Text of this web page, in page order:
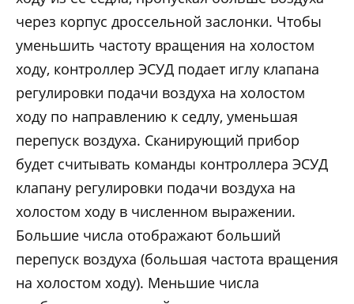
через корпус дроссельной заслонки. Чтобы
уменьшить частоту вращения на холостом
ходу, контроллер ЭСУД подает иглу клапана
регулировки подачи воздуха на холостом
ходу по направлению к седлу, уменьшая
перепуск воздуха. Сканирующий прибор
будет считывать команды контроллера ЭСУД
клапану регулировки подачи воздуха на
холостом ходу в численном выражении.
Большие числа отображают больший
перепуск воздуха (большая частота вращения
на холостом ходу). Меньшие числа